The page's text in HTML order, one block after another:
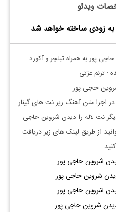
ویدئو
زودی ساخته خواهد شد
پور به همراه تبلچر و آکورد
: ترنم عزتی
حاجی پور
اجرا متن آهنگ زیر نت های گیتار
نت لاله را دیدن شروین حاجی
از طریق لینک های زیر دریافت
کنید
شروین حاجی پور
شروین حاجی پور
شروین حاجی پور
شروین حاجی پور